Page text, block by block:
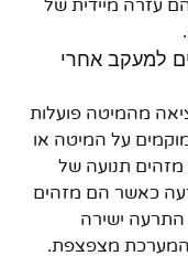
עזרה מיידית של
למעקב אחרי
מהמיטה פועלות
על המיטה או
תנועה של
כאשר הם מזהים
ישירה
מצפצפת.